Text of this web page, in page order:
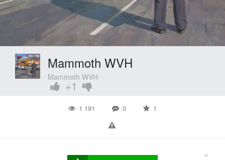
Mammoth WVH
Mammoth WVH
+1
1 191 0 1